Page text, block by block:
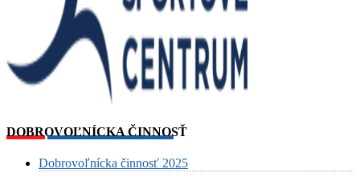
DOBROVOĽNÍCKA ČINNOSŤ
Dobrovoľnícka činnosť 2025